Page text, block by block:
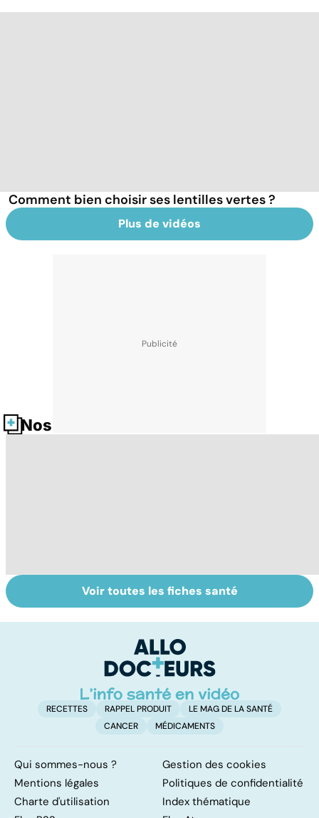
Comment bien choisir ses lentilles vertes ?
Plus de vidéos
Nos fiches santé
Tout savoir sur
les infections
Inflammation des
amygdales : que
d'angine ?
Voir toutes les fiches santé
RECETTES RAPPEL PRODUIT
LE MAG DE LA SANTÉ
CANCER
MÉDICAMENTS
Qui sommes-nous ?
Gestion des cookies
Mentions légales
Politiques de confidentialité
Charte d'utilisation
Index thématique